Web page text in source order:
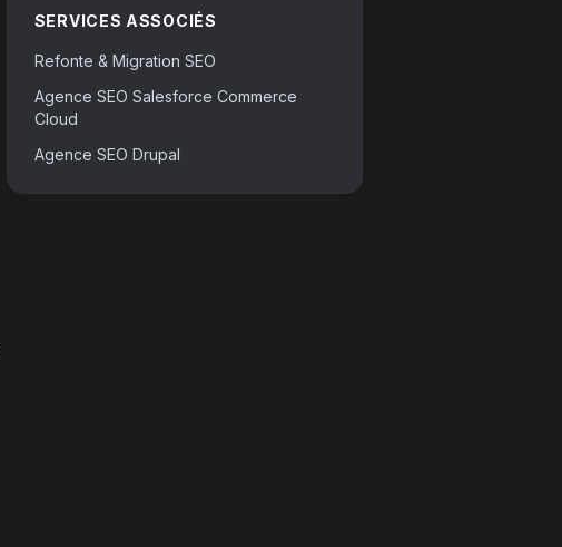
SERVICES ASSOCIÉS
Refonte & Migration SEO
Agence SEO Salesforce Commerce
Cloud
Agence SEO Drupal